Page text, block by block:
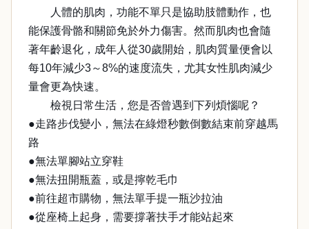
人體的肌肉，功能不單只是協助肢體動作，也
能保護骨骼和關節免於外力傷害。然而肌肉也會隨
著年齡退化，成年人從30歲開始，肌肉質量便會以
每10年減少3～8%的速度流失，尤其女性肌肉減少
量會更為快速。
檢視日常生活，您是否曾遇到下列煩惱呢？
●走路步伐變小，無法在綠燈秒數倒數結束前穿越馬
路
●無法單腳站立穿鞋
●無法扭開瓶蓋，或是擰乾毛巾
●前往超市購物，無法單手提一瓶沙拉油
●從座椅上起身，需要撐著扶手才能站起來